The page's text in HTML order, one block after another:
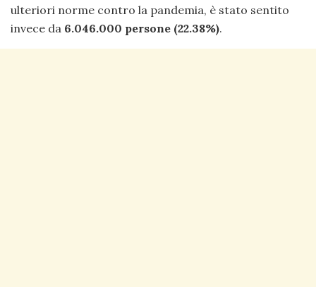
ulteriori norme contro la pandemia, è stato sentito
invece da 6.046.000 persone (22.38%).